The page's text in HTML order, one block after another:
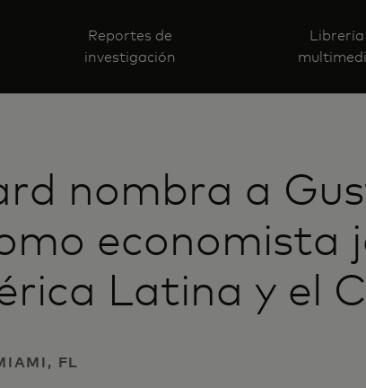
Reportes de
investigación
Librería
nombra a
economista
Latina y el
FL